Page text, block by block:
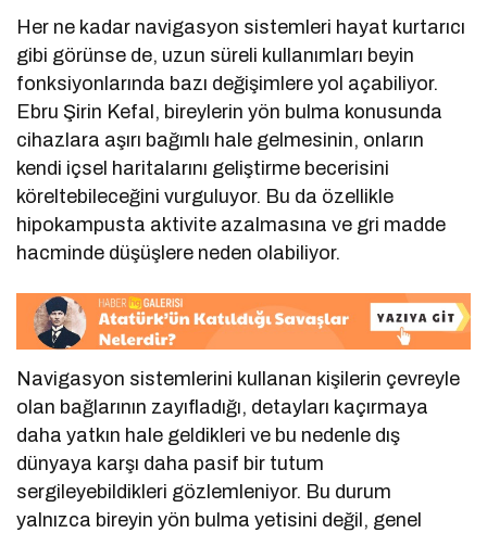
Her ne kadar navigasyon sistemleri hayat kurtarıcı
gibi görünse de, uzun süreli kullanımları beyin
fonksiyonlarında bazı değişimlere yol açabiliyor.
Ebru Şirin Kefal, bireylerin yön bulma konusunda
cihazlara aşırı bağımlı hale gelmesinin, onların
kendi içsel haritalarını geliştirme becerisini
köreltebileceğini vurguluyor. Bu da özellikle
hipokampusta aktivite azalmasına ve gri madde
hacminde düşüşlere neden olabiliyor.
Navigasyon sistemlerini kullanan kişilerin çevreyle
olan bağlarının zayıfladığı, detayları kaçırmaya
daha yatkın hale geldikleri ve bu nedenle dış
dünyaya karşı daha pasif bir tutum
sergileyebildikleri gözlemleniyor. Bu durum
yalnızca bireyin yön bulma yetisini değil, genel